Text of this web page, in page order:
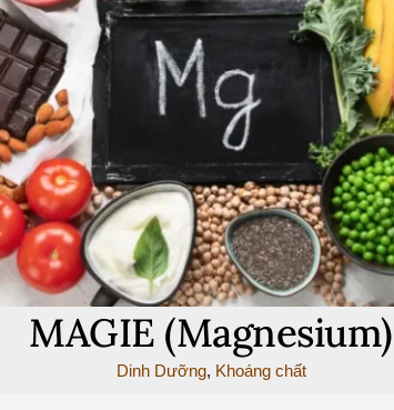
MAGIE (Magnesium)
Dinh Dưỡng, Khoáng chất